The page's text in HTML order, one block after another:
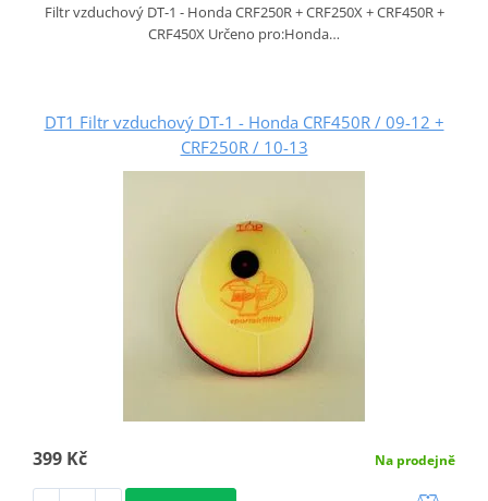
Filtr vzduchový DT-1 - Honda CRF250R + CRF250X + CRF450R +
CRF450X Určeno pro:Honda…
DT1 Filtr vzduchový DT-1 - Honda CRF450R / 09-12 +
CRF250R / 10-13
399 Kč Na prodejně